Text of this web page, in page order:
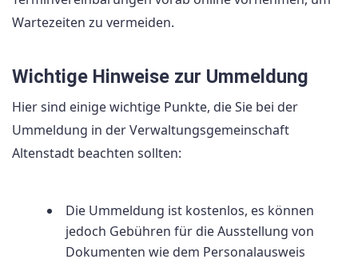
Wartezeiten zu vermeiden.
Wichtige Hinweise zur Ummeldung
Hier sind einige wichtige Punkte, die Sie bei der
Ummeldung in der Verwaltungsgemeinschaft
Altenstadt beachten sollten:
Die Ummeldung ist kostenlos, es können
jedoch Gebühren für die Ausstellung von
Dokumenten wie dem Personalausweis